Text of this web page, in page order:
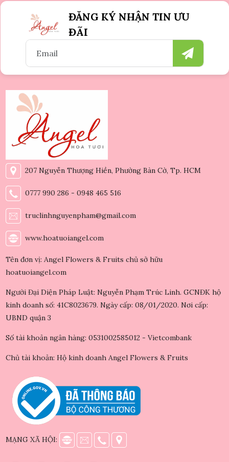
ĐĂNG KÝ NHẬN TIN ƯU
ĐÃI
207 Nguyễn Thượng Hiền, Phường Bàn Cờ, Tp. HCM
0777 990 286 - 0948 465 516
truclinhnguyenpham@gmail.com
www.hoatuoiangel.com
Tên đơn vị: Angel Flowers & Fruits chủ sở hữu
hoatuoiangel.com
Người Đại Diện Pháp Luật: Nguyễn Phạm Trúc Linh. GCNĐK hộ
kinh doanh số: 41C8023679. Ngày cấp: 08/01/2020. Nơi cấp:
UBND quận 3
Số tài khoản ngân hàng: 0531002585012 - Vietcombank
Chủ tài khoản: Hộ kinh doanh Angel Flowers & Fruits
MẠNG XÃ HỘI: